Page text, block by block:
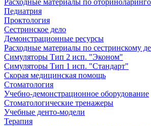
Расходные материалы по
Педиатрия
Проктология
Сестринское дело
Демонстрационные ресурсы
Расходные материалы по сестринскому
Симуляторы Тип 2 исп. "Эконом"
Симуляторы Тип 1 исп. "Стандарт"
Скорая медицинская помощь
Стоматология
Учебно-демонстрационное оборудование
Стоматологические тренажеры
Учебные денто-модели
Терапия